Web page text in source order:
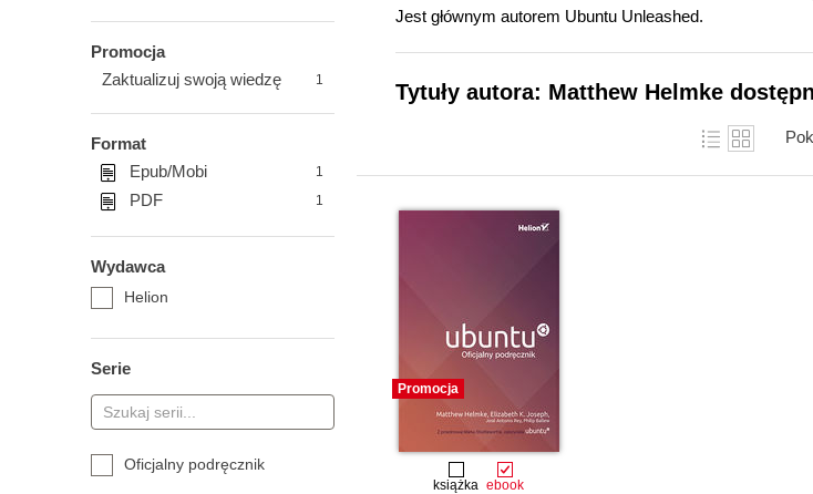
Promocja
Zaktualizuj swoją wiedzę
1
Format
Epub/Mobi
1
PDF 1
Wydawca
Helion
Serie
Oficjalny podręcznik
Jest głównym autorem Ubuntu Unleashed.
Tytuły autora: Matthew Helmke
Promocja
książka ebook